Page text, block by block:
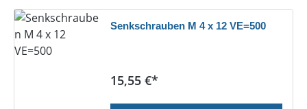
Senkschrauben M 4 x 12 VE=500
Regulärer Preis:
15,55 €*